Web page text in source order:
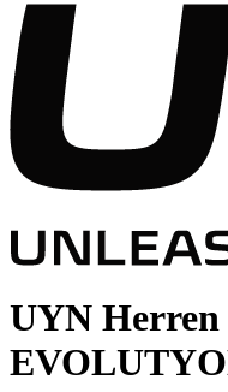
UYN